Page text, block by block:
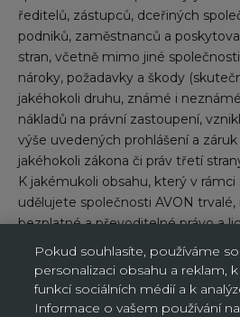
ředitelů, zástupců, dceřiných
podniků, zaměstnanců a
stran, včetně mimo jiné
nároky, požadavky a škody
jakéhokoli druhu, známé i
nákladů na právní zastoupení,
výše uvedených prohlášení a
jakéhokoli zákona či práv třetí
K jakémukoli obsahu, který v
udělujete společnosti AVON
bezplatné a převoditelné právo a
používat, kopírovat, upravovat,
přizpůsobovat, publikovat,
odvozená díla a/nebo jej prodávat
a/nebo jej začlenit do jakékoli
Pokud souhlasíte, používáme
personalizaci obsahu a reklam,
funkcí sociálních médií a k
Informace o vašem používání